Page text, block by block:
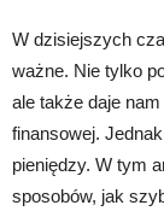
W dzisiejszych
ważne. Nie tylko
ale także daje
finansowej.
pieniędzy. W tym
sposobów, jak